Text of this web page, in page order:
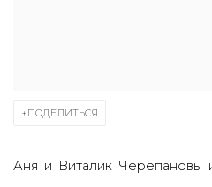
ПОДЕЛИТЬСЯ
Аня и Виталик Черепановы